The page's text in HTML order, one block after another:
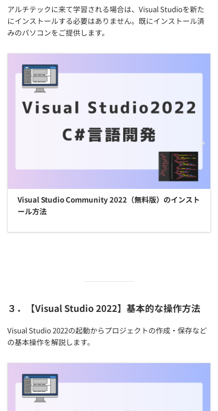
アルチテックに来て学習される場合は、Visual Studioを新た
にインストールする必要はありません。既にインストール済
みのパソコンをご提供します。
Visual Studio Community 2022（無料版）のインスト
ール方法
３．【Visual Studio 2022】基本的な操作方法
Visual Studio 2022の起動からプロジェクトの作成・保存など
の基本操作を解説します。